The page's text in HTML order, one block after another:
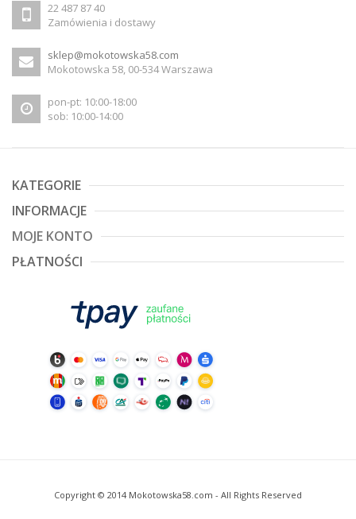
22 487 87 40
Zamówienia i dostawy
sklep@mokotowska58.com
Mokotowska 58, 00-534 Warszawa
pon-pt: 10:00-18:00
sob: 10:00-14:00
KATEGORIE
INFORMACJE
MOJE KONTO
PŁATNOŚCI
Copyright © 2014 Mokotowska58.com - All Rights Reserved